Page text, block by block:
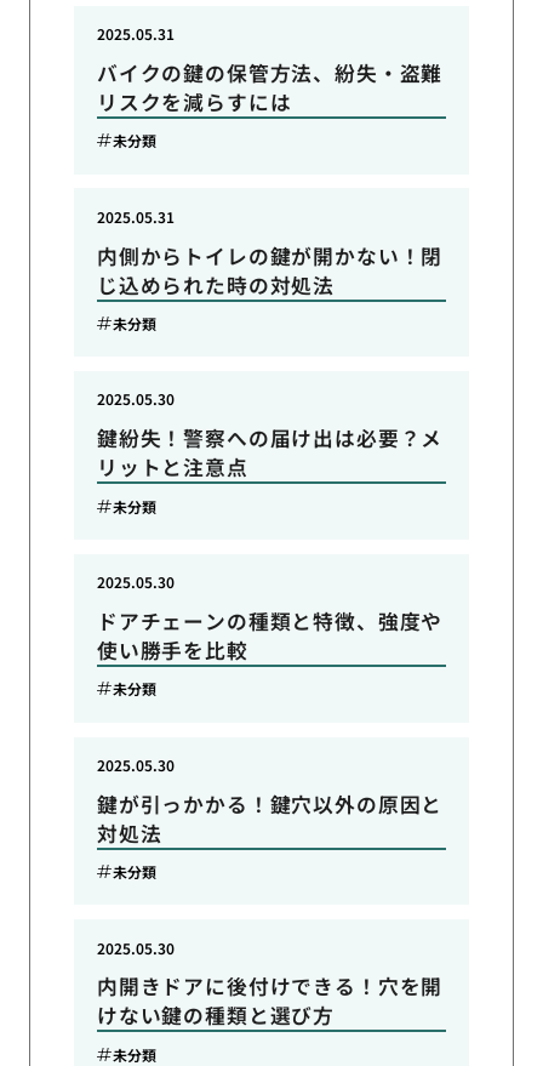
バイクの鍵の保管方法、紛失・盗難
リスクを減らすには
2025.05.31
未分類
内側からトイレの鍵が開かない！閉
じ込められた時の対処法
2025.05.31
未分類
鍵紛失！警察への届け出は必要？メ
リットと注意点
2025.05.30
未分類
ドアチェーンの種類と特徴、強度や
使い勝手を比較
2025.05.30
未分類
鍵が引っかかる！鍵穴以外の原因と
対処法
2025.05.30
未分類
内開きドアに後付けできる！穴を開
けない鍵の種類と選び方
2025.05.30
未分類